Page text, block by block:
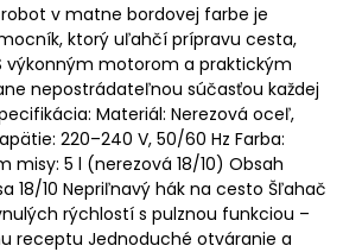
v matne bordovej farbe je
ktorý uľahčí prípravu cesta,
výkonným motorom a praktickým
nepostrádateľnou súčasťou každej
Materiál: Nerezová oceľ,
220–240 V, 50/60 Hz Farba:
misy: 5 l (nerezová 18/10) Obsah
18/10 Nepriľnavý hák na cesto Šľahač
rýchlostí s pulznou funkciou –
receptu Jednoduché otváranie a